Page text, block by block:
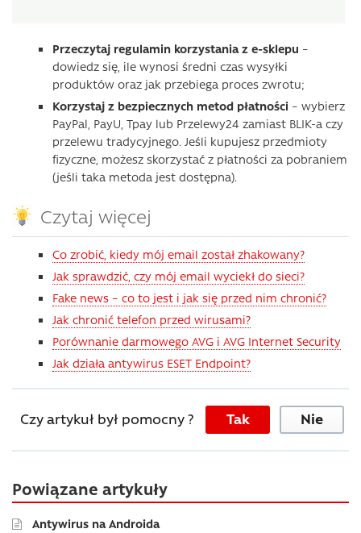
Przeczytaj regulamin korzystania z e-sklepu –
dowiedz się, ile wynosi średni czas wysyłki
produktów oraz jak przebiega proces zwrotu;
Korzystaj z bezpiecznych metod płatności – wybierz
PayPal, PayU, Tpay lub Przelewy24 zamiast BLIK-a czy
przelewu tradycyjnego. Jeśli kupujesz przedmioty
fizyczne, możesz skorzystać z płatności za pobraniem
(jeśli taka metoda jest dostępna).
Czytaj więcej
Co zrobić, kiedy mój email został zhakowany?
Jak sprawdzić, czy mój email wyciekł do sieci?
Fake news – co to jest i jak się przed nim chronić?
Jak chronić telefon przed wirusami?
Porównanie darmowego AVG i AVG Internet Security
Jak działa antywirus ESET Endpoint?
Czy artykuł był pomocny ? Tak Nie
Powiązane artykuły
Antywirus na Androida